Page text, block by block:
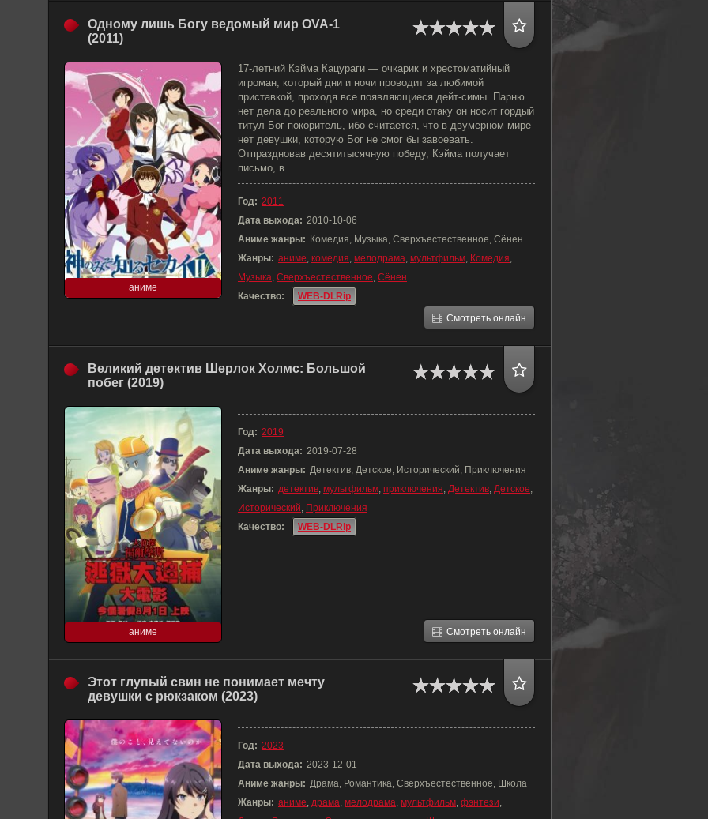
Одному лишь Богу ведомый мир OVA-1
(2011)
аниме
17-летний Кэйма Кацураги — очкарик и хрестоматийный
игроман, который дни и ночи проводит за любимой
приставкой, проходя все появляющиеся дейт-симы. Парню
нет дела до реального мира, но среди отаку он носит гордый
титул Бог-покоритель, ибо считается, что в двумерном мире
нет девушки, которую Бог не смог бы завоевать.
Отпраздновав десятитысячную победу, Кэйма получает
письмо, в
Год: 2011
Дата выхода: 2010-10-06
Аниме жанры: Комедия, Музыка, Сверхъестественное, Сёнен
Жанры: аниме, комедия, мелодрама, мультфильм, Комедия,
Музыка, Сверхъестественное, Сёнен
Качество:
WEB-DLRip
Смотреть онлайн
Великий детектив Шерлок Холмс: Большой
побег (2019)
аниме
Год: 2019
Дата выхода: 2019-07-28
Аниме жанры: Детектив, Детское, Исторический, Приключения
Жанры: детектив, мультфильм, приключения, Детектив, Детское,
Исторический, Приключения
Качество:
WEB-DLRip
Смотреть онлайн
Этот глупый свин не понимает мечту
девушки с рюкзаком (2023)
Год: 2023
Дата выхода: 2023-12-01
Аниме жанры: Драма, Романтика, Сверхъестественное, Школа
Жанры: аниме, драма, мелодрама, мультфильм, фэнтези,